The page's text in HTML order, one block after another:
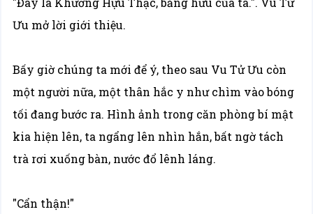
Ưu mở lời giới thiệu.
Bấy giờ chúng ta mới để ý, theo sau Vu Tử Ưu còn
một người nữa, một thân hắc y như chìm vào bóng
tối đang bước ra. Hình ảnh trong căn phòng bí mật
kia hiện lên, ta ngẩng lên nhìn hắn, bất ngờ tách
trà rơi xuống bàn, nước đổ lênh láng.
"Cẩn thận!"